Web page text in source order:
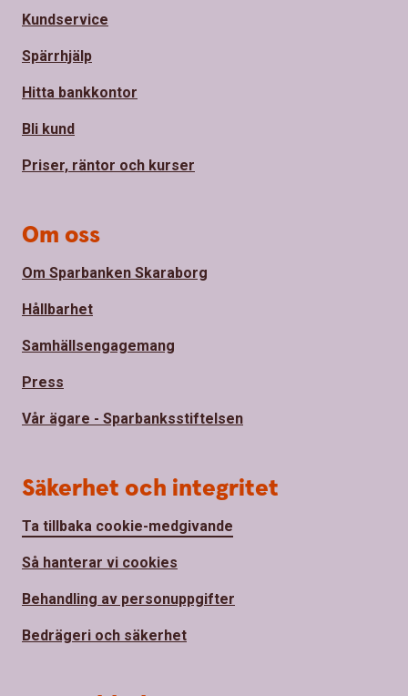
Kundservice
Spärrhjälp
Hitta bankkontor
Bli kund
Priser, räntor och kurser
Om oss
Om Sparbanken Skaraborg
Hållbarhet
Samhällsengagemang
Press
Vår ägare - Sparbanksstiftelsen
Säkerhet och integritet
Ta tillbaka cookie-medgivande
Så hanterar vi cookies
Behandling av personuppgifter
Bedrägeri och säkerhet